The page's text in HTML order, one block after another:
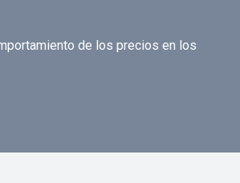
de los precios en los